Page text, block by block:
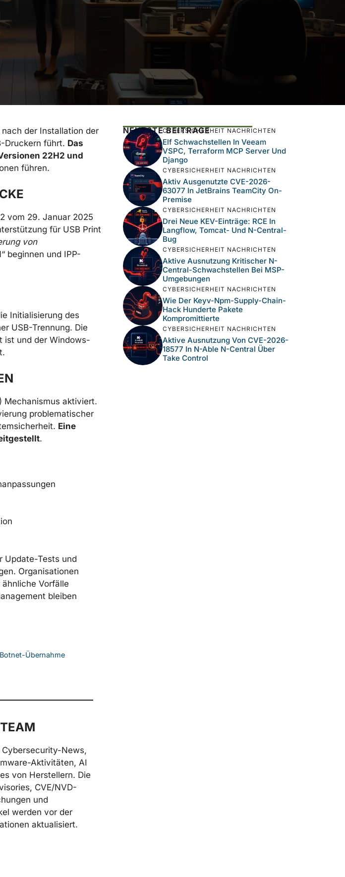
der Installation der
Druckern führt. Das
22H2 und
führen.
vom 29. Januar 2025
für USB Print
von
beginnen und IPP-
Initialisierung des
USB-Trennung. Die
ist und der Windows-
Mechanismus aktiviert.
problematischer
Eine
.
Update-Tests und
Organisationen
Vorfälle
bleiben
Übernahme
News,
Aktivitäten, AI
von Herstellern. Die
CVE/NVD-
und
werden vor der
aktualisiert.
NEUESTE BEITRÄGE
CYBERSICHERHEIT NACHRICHTEN
Elf Schwachstellen In Veeam
VSPC, Terraform MCP Server Und
Django
CYBERSICHERHEIT NACHRICHTEN
Aktiv Ausgenutzte CVE-2026-
63077 In JetBrains TeamCity On-
Premise
CYBERSICHERHEIT NACHRICHTEN
Drei Neue KEV-Einträge: RCE In
Langflow, Tomcat- Und N-Central-
Bug
CYBERSICHERHEIT NACHRICHTEN
Aktive Ausnutzung Kritischer N-
Central-Schwachstellen Bei MSP-
Umgebungen
CYBERSICHERHEIT NACHRICHTEN
Wie Der Keyv-Npm-Supply-Chain-
Hack Hunderte Pakete
Kompromittierte
CYBERSICHERHEIT NACHRICHTEN
Aktive Ausnutzung Von CVE-2026-
18577 In N-Able N-Central Über
Take Control